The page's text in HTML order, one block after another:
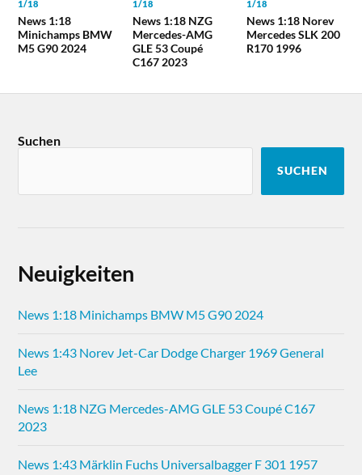
1/18
News 1:18
Minichamps BMW
M5 G90 2024
1/18
News 1:18 NZG
Mercedes-AMG
GLE 53 Coupé
C167 2023
1/18
News 1:18 Norev
Mercedes SLK 200
R170 1996
Suchen
SUCHEN
Neuigkeiten
News 1:18 Minichamps BMW M5 G90 2024
News 1:43 Norev Jet-Car Dodge Charger 1969 General
Lee
News 1:18 NZG Mercedes-AMG GLE 53 Coupé C167
2023
News 1:43 Märklin Fuchs Universalbagger F 301 1957